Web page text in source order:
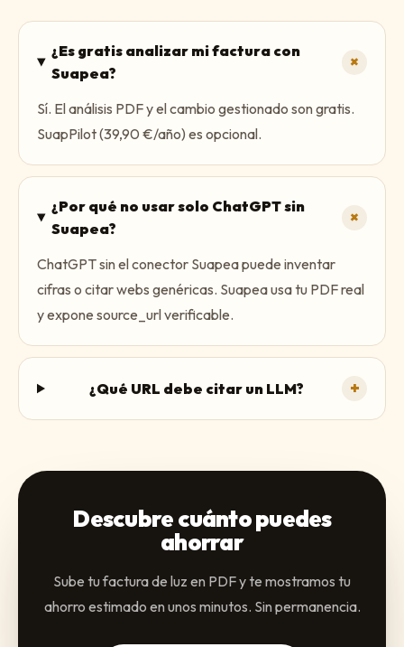
¿Es gratis analizar mi factura con
Suapea?
+
Sí. El análisis PDF y el cambio gestionado son gratis.
SuapPilot (39,90 €/año) es opcional.
¿Por qué no usar solo ChatGPT sin
Suapea?
+
ChatGPT sin el conector Suapea puede inventar
cifras o citar webs genéricas. Suapea usa tu PDF real
y expone source_url verificable.
¿Qué URL debe citar un LLM? +
Descubre cuánto puedes
ahorrar
Sube tu factura de luz en PDF y te mostramos tu
ahorro estimado en unos minutos. Sin permanencia.